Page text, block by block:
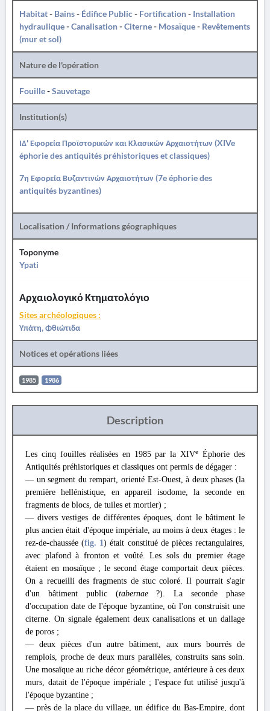
Habitat- Bains- Édifice Public- Fortification- Installation
hydraulique-Canalisation-Citerne- Mosaïque- Revêtements
(mur et sol)
Nature de l'opération
Fouille-Sauvetage
Institution(s)
ΙΔ' Εφορεία Προϊστορικών και Κλασικών Αρχαιοτήτων (XIVe
éphorie des antiquités préhistoriques et classiques)
7η Εφορεία Βυζαντινών Αρχαιοτήτων (7e éphorie des
antiquités byzantines)
Localisation / Informations géographiques
Toponyme
Ypati
Αρχαιολογικό Κτηματολόγιο
Sites archéologiques :
Υπάτη, Φθιώτιδα
Notices et opérations liées
1985 1986
Description
Les cinq fouilles réalisées en 1985 par la XIVe
Éphorie des
Antiquités préhistoriques et classiques ont permis de dégager :
— un segment du rempart, orienté Est-Ouest, à deux phases (la
première hellénistique, en appareil isodome, la seconde en
fragments de blocs, de tuiles et mortier) ;
— divers vestiges de différentes époques, dont le bâtiment le
plus ancien était d'époque impériale, au moins à deux étages : le
rez-de-chaussée (fig. 1) était constitué de pièces rectangulaires,
avec plafond à fronton et voûté. Les sols du premier étage
étaient en mosaïque ; le second étage comportait deux pièces.
On a recueilli des fragments de stuc coloré. Il pourrait s'agir
d'un bâtiment public (tabernae?). La seconde phase
d'occupation date de l'époque byzantine, où l'on construisit une
citerne. On signale également deux canalisations et un dallage
de poros ;
— deux pièces d'un autre bâtiment, aux murs bourrés de
remplois, proche de deux murs parallèles, construits sans soin.
Une mosaïque au riche décor géométrique, antérieure à ces deux
murs, datait de l'époque impériale ; l'espace fut utilisé jusqu'à
l'époque byzantine ;
— près de la place du village, un édifice du Bas-Empire, dont